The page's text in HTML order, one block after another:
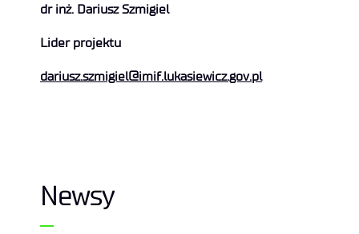
dr inż. DariuszSzmigiel
Lider projektu
dariusz.szmigiel@imif.lukasiewicz.gov.pl
Newsy